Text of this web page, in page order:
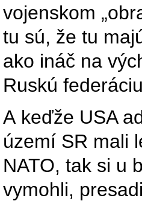
vojenskom
tu sú, že tu
ako ináč na
Ruskú
A keďže USA
území SR mali
NATO, tak si u
vymohli,